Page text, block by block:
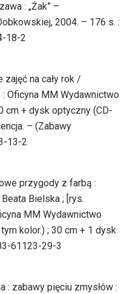
: „Żak” –
2004. – 176 s. :
18-2
na cały rok /
Oficyna MM Wydawnictwo
cm + dysk optyczny (CD-
– (Zabawy
13-2
przygody z farbą :
Bielska ; [rys.
MM Wydawnictwo
kolor.) ; 30 cm + 1 dysk
61123-29-3
: zabawy pięciu zmysłów :